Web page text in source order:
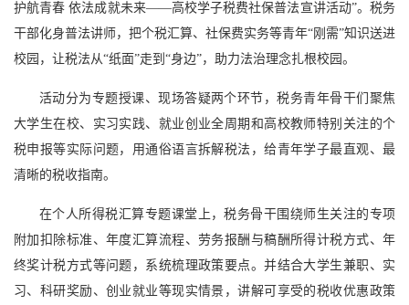
护航青春 依法成就未来——高校学子税费社保普法宣讲活动”。税务
干部化身普法讲师，把个税汇算、社保费实务等青年“刚需”知识送进
校园，让税法从“纸面”走到“身边”，助力法治理念扎根校园。
活动分为专题授课、现场答疑两个环节，税务青年骨干们聚焦
大学生在校、实习实践、就业创业全周期和高校教师特别关注的个
税申报等实际问题，用通俗语言拆解税法，给青年学子最直观、最
清晰的税收指南。
在个人所得税汇算专题课堂上，税务骨干围绕师生关注的专项
附加扣除标准、年度汇算流程、劳务报酬与稿酬所得计税方式、年
终奖计税方式等问题，系统梳理政策要点。并结合大学生兼职、实
习、科研奖励、创业就业等现实情景，讲解可享受的税收优惠政策